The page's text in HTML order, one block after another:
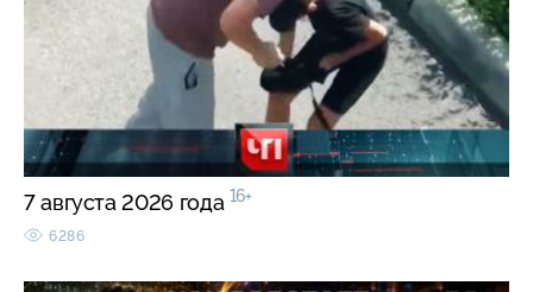
7 августа 2026 года 16+
6286